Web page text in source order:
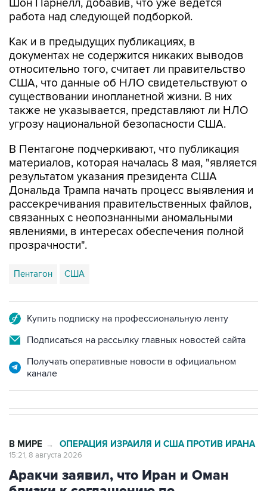
Как и в предыдущих публикациях, в
относительно того, считает ли правительство
США, что данные об НЛО свидетельствуют о
существовании инопланетной жизни. В них
также не указывается, представляют ли НЛО
угрозу национальной безопасности США.
В Пентагоне подчеркивают, что публикация
результатом указания президента США
Дональда Трампа начать процесс выявления и
рассекречивания правительственных файлов,
связанных с неопознанными аномальными
явлениями, в интересах обеспечения полной
прозрачности".
Пентагон США
Подписаться на рассылку главных новостей сайта
Получать оперативные новости в официальном
Аракчи заявил, что Иран и Оман
близки к соглашению по
Ормузскому проливу